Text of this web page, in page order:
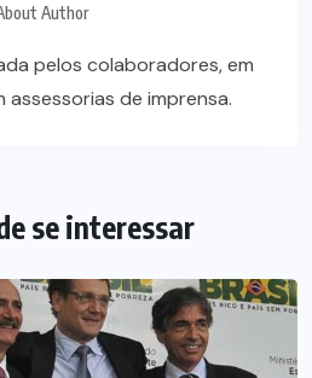
Author
pelos colaboradores, em
de imprensa.
se interessar